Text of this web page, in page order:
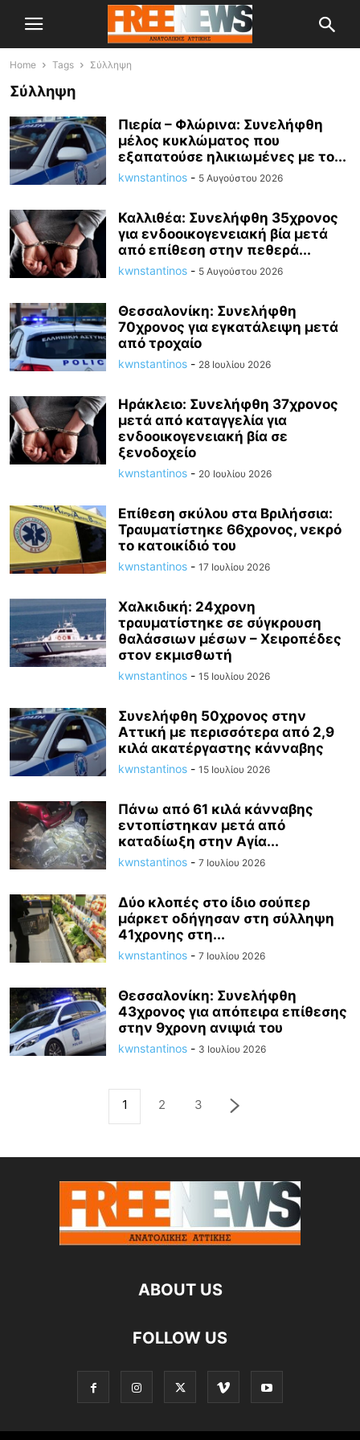
Home Tags Σύλληψη
Σύλληψη
Πιερία – Φλώρινα: Συνελήφθη
μέλος κυκλώματος που
εξαπατούσε ηλικιωμένες με το...
kwnstantinos - 5 Αυγούστου 2026
Καλλιθέα: Συνελήφθη 35χρονος
για ενδοοικογενειακή βία μετά
από επίθεση στην πεθερά...
kwnstantinos - 5 Αυγούστου 2026
Θεσσαλονίκη: Συνελήφθη
70χρονος για εγκατάλειψη μετά
από τροχαίο
kwnstantinos - 28 Ιουλίου 2026
Ηράκλειο: Συνελήφθη 37χρονος
μετά από καταγγελία για
ενδοοικογενειακή βία σε
ξενοδοχείο
kwnstantinos - 20 Ιουλίου 2026
Επίθεση σκύλου στα Βριλήσσια:
Τραυματίστηκε 66χρονος, νεκρό
το κατοικίδιό του
kwnstantinos - 17 Ιουλίου 2026
Χαλκιδική: 24χρονη
τραυματίστηκε σε σύγκρουση
θαλάσσιων μέσων – Χειροπέδες
στον εκμισθωτή
kwnstantinos - 15 Ιουλίου 2026
Συνελήφθη 50χρονος στην
Αττική με περισσότερα από 2,9
κιλά ακατέργαστης κάνναβης
kwnstantinos - 15 Ιουλίου 2026
Πάνω από 61 κιλά κάνναβης
εντοπίστηκαν μετά από
καταδίωξη στην Αγία...
kwnstantinos - 7 Ιουλίου 2026
Δύο κλοπές στο ίδιο σούπερ
μάρκετ οδήγησαν στη σύλληψη
41χρονης στη...
kwnstantinos - 7 Ιουλίου 2026
Θεσσαλονίκη: Συνελήφθη
43χρονος για απόπειρα επίθεσης
στην 9χρονη ανιψιά του
kwnstantinos - 3 Ιουλίου 2026
1 2 3
ABOUT US
FOLLOW US